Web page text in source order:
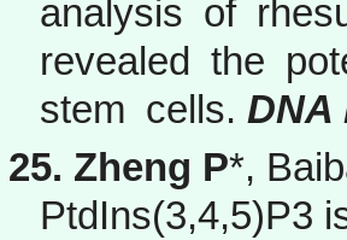
analysis of
revealed the
stem cells. DNA
25. Zheng P*,
PtdIns(3,4,5)P3